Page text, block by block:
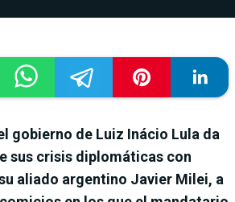
gobierno de Luiz Inácio Lula da
sus crisis diplomáticas con
aliado argentino Javier Milei, a